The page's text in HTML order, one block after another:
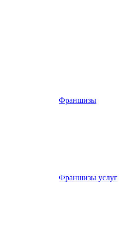
Франшизы
Франшизы услуг